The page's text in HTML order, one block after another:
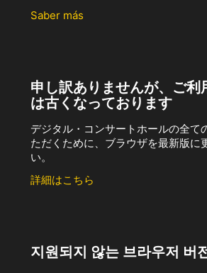
Saber más
申し訳ありませんが、ご利
は古くなっております
デジタル・コンサートホールの全て
ただくために、ブラウザを最新版に
い。
詳細はこちら
지원되지 않는 브라우저 버